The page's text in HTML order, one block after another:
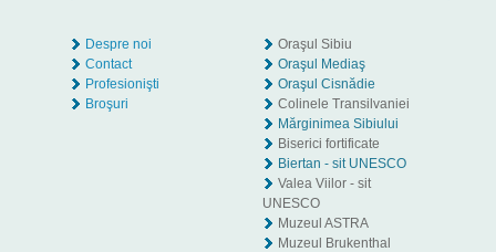
Despre noi
Contact
Profesionişti
Broşuri
Oraşul Sibiu
Oraşul Mediaş
Oraşul Cisnădie
Colinele Transilvaniei
Mărginimea Sibiului
Biserici fortificate
Biertan - sit UNESCO
Valea Viilor - sit
UNESCO
Muzeul ASTRA
Muzeul Brukenthal